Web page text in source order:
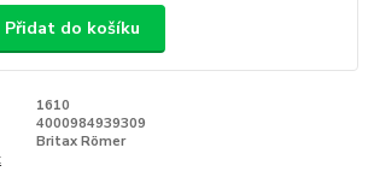
Přidat do košíku
1610
4000984939309
Britax Römer